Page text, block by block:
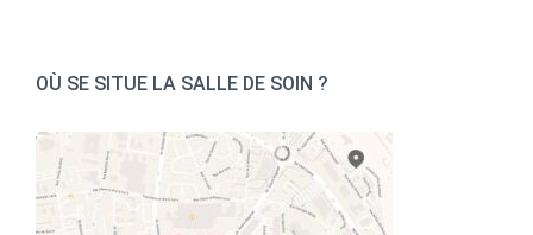
OÙ SE SITUE LA SALLE DE SOIN ?